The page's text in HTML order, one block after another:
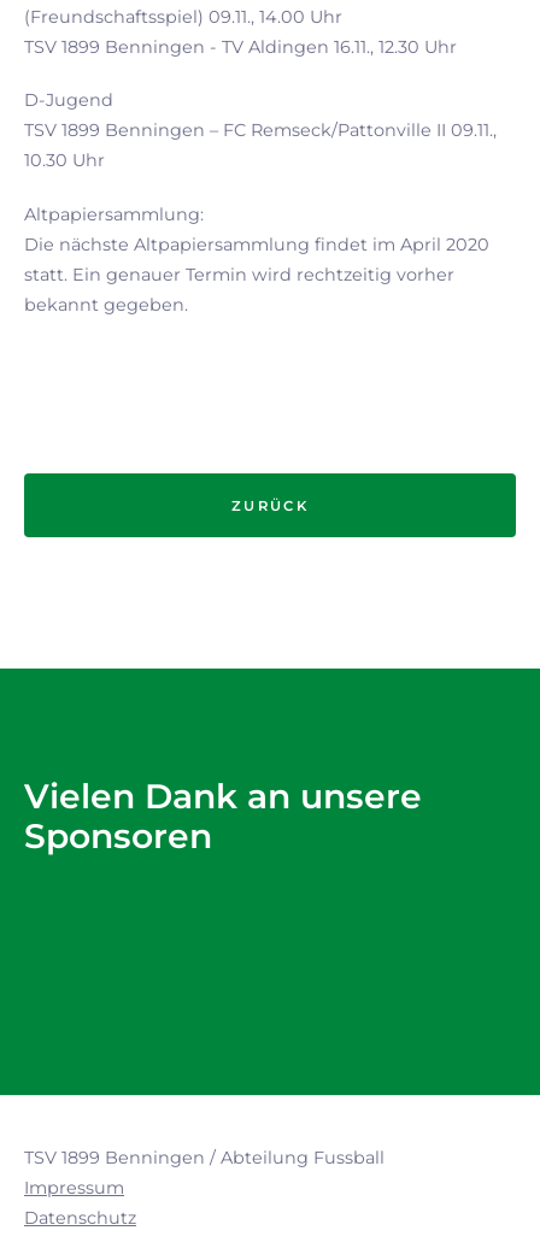
(Freundschaftsspiel) 09.11., 14.00 Uhr
TSV 1899 Benningen - TV Aldingen 16.11., 12.30 Uhr
D-Jugend
TSV 1899 Benningen – FC Remseck/Pattonville II 09.11.,
10.30 Uhr
Altpapiersammlung:
Die nächste Altpapiersammlung findet im April 2020
statt. Ein genauer Termin wird rechtzeitig vorher
bekannt gegeben.
ZURÜCK
Vielen Dank an unsere
Sponsoren
TSV 1899 Benningen / Abteilung Fussball
Impressum
Datenschutz